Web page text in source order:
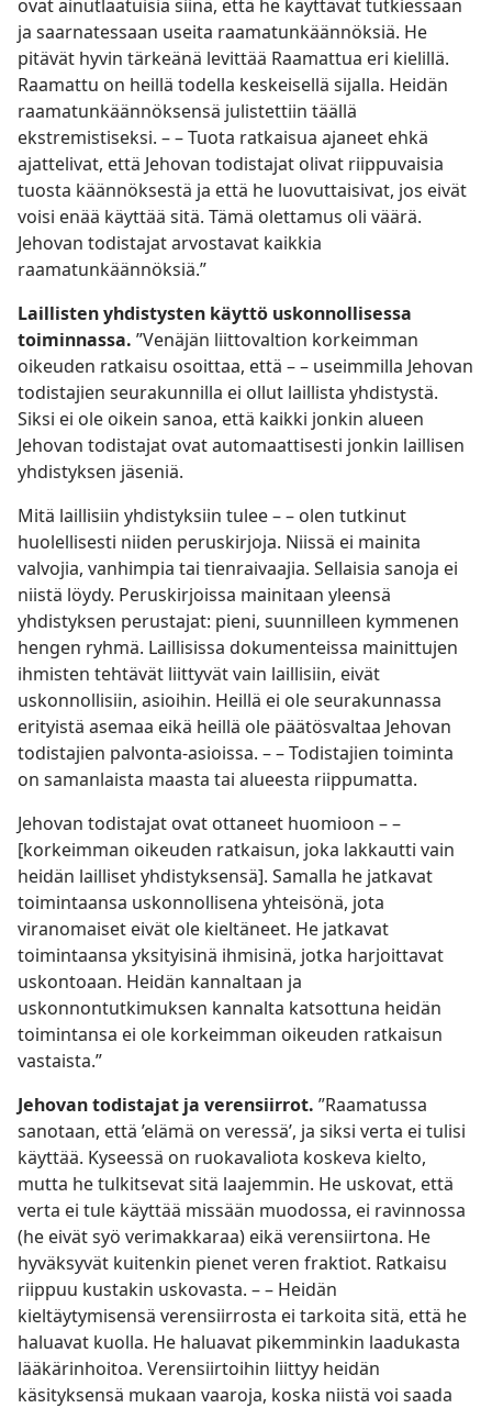
ovat ainutlaatuisia siinä, että he käyttävät tutkiessaan
ja saarnatessaan useita raamatunkäännöksiä. He
pitävät hyvin tärkeänä levittää Raamattua eri kielillä.
Raamattu on heillä todella keskeisellä sijalla. Heidän
raamatunkäännöksensä julistettiin täällä
ekstremistiseksi. – – Tuota ratkaisua ajaneet ehkä
ajattelivat, että Jehovan todistajat olivat riippuvaisia
tuosta käännöksestä ja että he luovuttaisivat, jos eivät
voisi enää käyttää sitä. Tämä olettamus oli väärä.
Jehovan todistajat arvostavat kaikkia
raamatunkäännöksiä.”
Laillisten yhdistysten käyttö uskonnollisessa
toiminnassa. ”Venäjän liittovaltion korkeimman
oikeuden ratkaisu osoittaa, että – – useimmilla Jehovan
todistajien seurakunnilla ei ollut laillista yhdistystä.
Siksi ei ole oikein sanoa, että kaikki jonkin alueen
Jehovan todistajat ovat automaattisesti jonkin laillisen
yhdistyksen jäseniä.
Mitä laillisiin yhdistyksiin tulee – – olen tutkinut
huolellisesti niiden peruskirjoja. Niissä ei mainita
valvojia, vanhimpia tai tienraivaajia. Sellaisia sanoja ei
niistä löydy. Peruskirjoissa mainitaan yleensä
yhdistyksen perustajat: pieni, suunnilleen kymmenen
hengen ryhmä. Laillisissa dokumenteissa mainittujen
ihmisten tehtävät liittyvät vain laillisiin, eivät
uskonnollisiin, asioihin. Heillä ei ole seurakunnassa
erityistä asemaa eikä heillä ole päätösvaltaa Jehovan
todistajien palvonta-asioissa. – – Todistajien toiminta
on samanlaista maasta tai alueesta riippumatta.
Jehovan todistajat ovat ottaneet huomioon – –
[korkeimman oikeuden ratkaisun, joka lakkautti vain
heidän lailliset yhdistyksensä]. Samalla he jatkavat
toimintaansa uskonnollisena yhteisönä, jota
viranomaiset eivät ole kieltäneet. He jatkavat
toimintaansa yksityisinä ihmisinä, jotka harjoittavat
uskontoaan. Heidän kannaltaan ja
uskonnontutkimuksen kannalta katsottuna heidän
toimintansa ei ole korkeimman oikeuden ratkaisun
vastaista.”
Jehovan todistajat ja verensiirrot. ”Raamatussa
sanotaan, että ’elämä on veressä’, ja siksi verta ei tulisi
käyttää. Kyseessä on ruokavaliota koskeva kielto,
mutta he tulkitsevat sitä laajemmin. He uskovat, että
verta ei tule käyttää missään muodossa, ei ravinnossa
(he eivät syö verimakkaraa) eikä verensiirtona. He
hyväksyvät kuitenkin pienet veren fraktiot. Ratkaisu
riippuu kustakin uskovasta. – – Heidän
kieltäytymisensä verensiirrosta ei tarkoita sitä, että he
haluavat kuolla. He haluavat pikemminkin laadukasta
lääkärinhoitoa. Verensiirtoihin liittyy heidän
käsityksensä mukaan vaaroja, koska niistä voi saada